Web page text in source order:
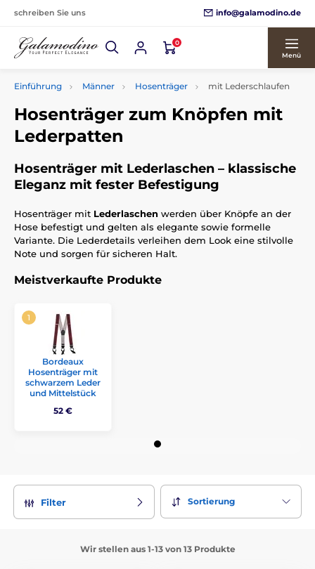
schreiben Sie uns info@galamodino.de
0
Menü
Einführung Männer Hosenträger mit Lederschlaufen
Hosenträger zum Knöpfen mit
Lederpatten
Hosenträger mit Lederlaschen – klassische
Eleganz mit fester Befestigung
Hosenträger mit Lederlaschen werden über Knöpfe an der
Hose befestigt und gelten als elegante sowie formelle
Variante. Die Lederdetails verleihen dem Look eine stilvolle
Note und sorgen für sicheren Halt.
Meistverkaufte Produkte
Bordeaux
Hosenträger mit
schwarzem Leder
und Mittelstück
52 €
Filter Sortierung
Wir stellen aus 1-13 von 13 Produkte